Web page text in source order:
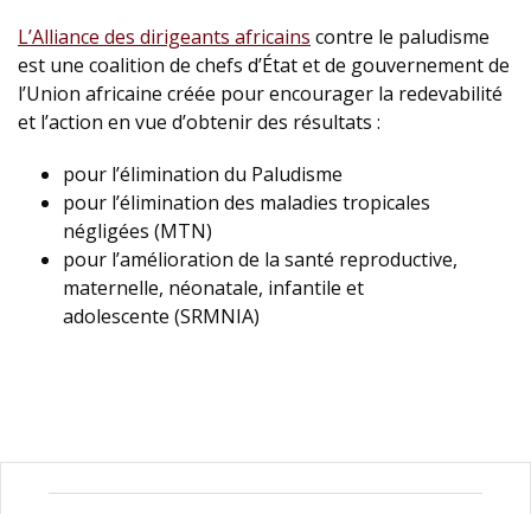
L’Alliance des dirigeants africains contre le paludisme
est une coalition de chefs d’État et de gouvernement de
l’Union africaine créée pour encourager la redevabilité
et l’action en vue d’obtenir des résultats :
pour l’élimination du Paludisme
pour l’élimination des maladies tropicales
négligées (MTN)
pour l’amélioration de la santé reproductive,
maternelle, néonatale, infantile et
adolescente (SRMNIA)